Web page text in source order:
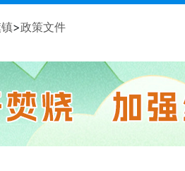
>政策文件